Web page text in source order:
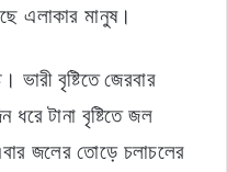
এলাকার মানুষ।
ভারী বৃষ্টিতে জেরবার
টানা বৃষ্টিতে জল
জলের তোড়ে চলাচলের